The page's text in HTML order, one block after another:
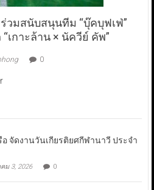
วมสนับสนุนทีม “บุ๊คบุฟเฟ่”
เกาะล้าน × นัควีย์ คัพ”
0
อ จัดงานวันเกียรติยศกีฬานาวี ประจำ
ม 3, 2026 0